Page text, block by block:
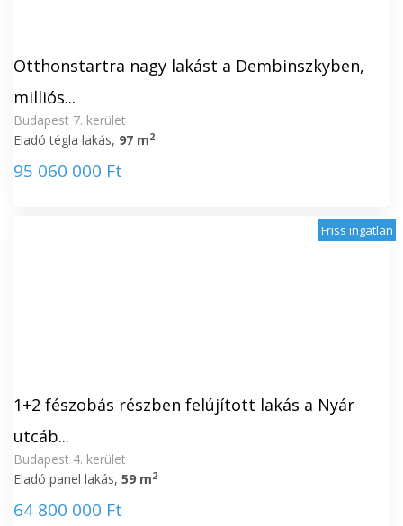
Otthonstartra nagy lakást a Dembinszkyben,
milliós...
Budapest 7. kerület
Eladó tégla lakás, 97 m2
95 060 000 Ft
Friss ingatlan
1+2 fészobás részben felújított lakás a Nyár
utcáb...
Budapest 4. kerület
Eladó panel lakás, 59 m2
64 800 000 Ft